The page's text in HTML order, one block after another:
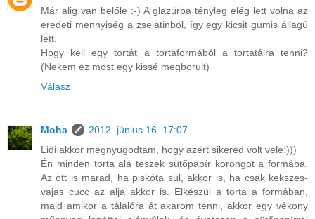
Már alig van belőle :-) A glazúrba tényleg elég lett volna az
eredeti mennyiség a zselatinból, így egy kicsit gumis állagú
lett.
Hogy kell egy tortát a tortaformából a tortatálra tenni?
(Nekem ez most egy kissé megborult)
Válasz
Moha
2012. június 16. 17:07
Lidi akkor megnyugodtam, hogy azért sikered volt vele:)))
Én minden torta alá teszek sütőpapír korongot a formába.
Az ott is marad, ha piskóta sül, akkor is, ha csak kekszes-
vajas cucc az alja akkor is. Elkészül a torta a formában,
majd amikor a tálalóra át akarom tenni, akkor egy vékony